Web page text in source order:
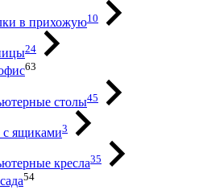
в прихожую10
24
63
столы45
с ящиками3
кресла35
54